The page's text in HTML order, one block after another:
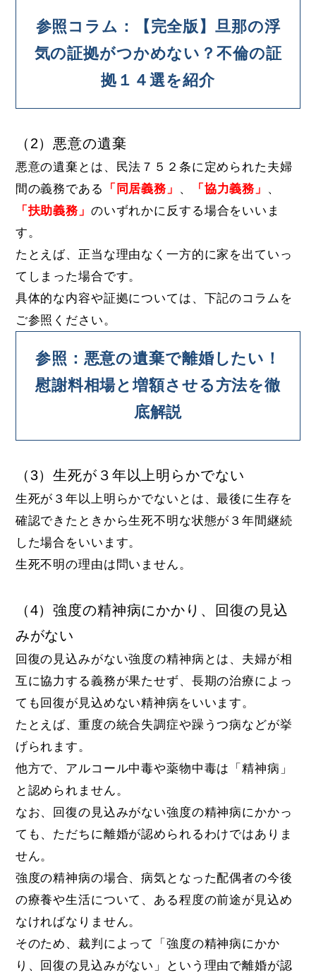
参照コラム：【完全版】旦那の浮
気の証拠がつかめない？不倫の証
拠１４選を紹介
（2）悪意の遺棄
悪意の遺棄とは、民法７５２条に定められた夫婦
間の義務である
「同居義務」 、 「協力義務」 、
「扶助義務」 のいずれかに反する場合をいいま
す。
たとえば、正当な理由なく一方的に家を出ていっ
てしまった場合です。
具体的な内容や証拠については、下記のコラムを
ご参照ください。
参照：悪意の遺棄で離婚したい！
慰謝料相場と増額させる方法を徹
底解説
（3）生死が３年以上明らかでない
生死が３年以上明らかでないとは、最後に生存を
確認できたときから生死不明な状態が３年間継続
した場合をいいます。
生死不明の理由は問いません。
（4）強度の精神病にかかり、回復の見込
みがない
回復の見込みがない強度の精神病とは、夫婦が相
互に協力する義務が果たせず、長期の治療によっ
ても回復が見込めない精神病をいいます。
たとえば、重度の統合失調症や躁うつ病などが挙
げられます。
他方で、アルコール中毒や薬物中毒は「精神病」
と認められません。
なお、回復の見込みがない強度の精神病にかかっ
ても、ただちに離婚が認められるわけではありま
せん。
強度の精神病の場合、病気となった配偶者の今後
の療養や生活について、ある程度の前途が見込め
なければなりません。
そのため、裁判によって「強度の精神病にかか
り、回復の見込みがない」という理由で離婚が認